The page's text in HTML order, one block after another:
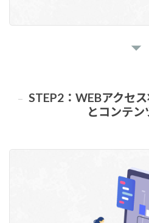
STEP2：WEBアクセ
とコンテン